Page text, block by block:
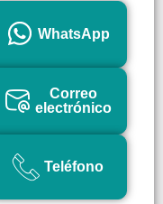
WhatsApp
Correo
electrónico
Teléfono